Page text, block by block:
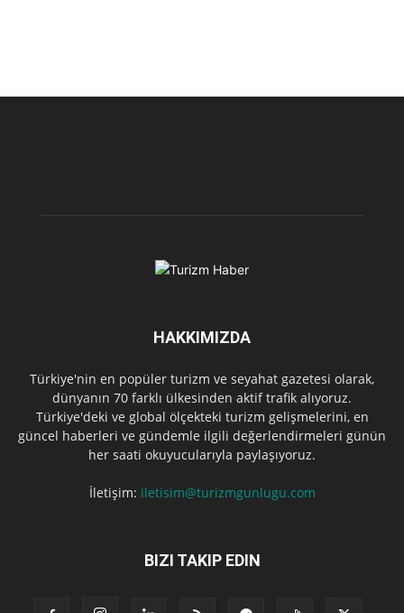
HAKKIMIZDA
Türkiye'nin en popüler turizm ve seyahat gazetesi olarak,
dünyanın 70 farklı ülkesinden aktif trafik alıyoruz.
Türkiye'deki ve global ölçekteki turizm gelişmelerini, en
güncel haberleri ve gündemle ilgili değerlendirmeleri günün
her saati okuyucularıyla paylaşıyoruz.
İletişim: iletisim@turizmgunlugu.com
BIZI TAKIP EDIN